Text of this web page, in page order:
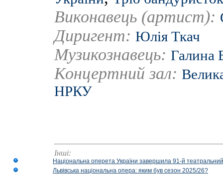
Виконавець (артист):
Диригент: Юлія Ткач
Музикознавець: Галина
Концертний зал:
НРКУ
Інші:
Національна оперета України завершила 91-й
Львівська національна опера: яким був сезон 2025/26?